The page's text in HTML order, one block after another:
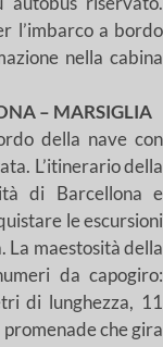
l’imbarco a bordo
nella cabina
– MARSIGLIA
della nave con
L’itinerario della
di Barcellona e
le escursioni
La maestosità della
da capogiro:
di lunghezza, 11
che gira